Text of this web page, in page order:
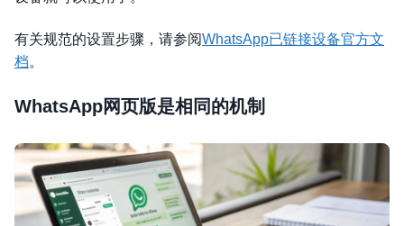
有关规范的设置步骤，请参阅WhatsApp已链接设备官方文
档。
WhatsApp网页版是相同的机制